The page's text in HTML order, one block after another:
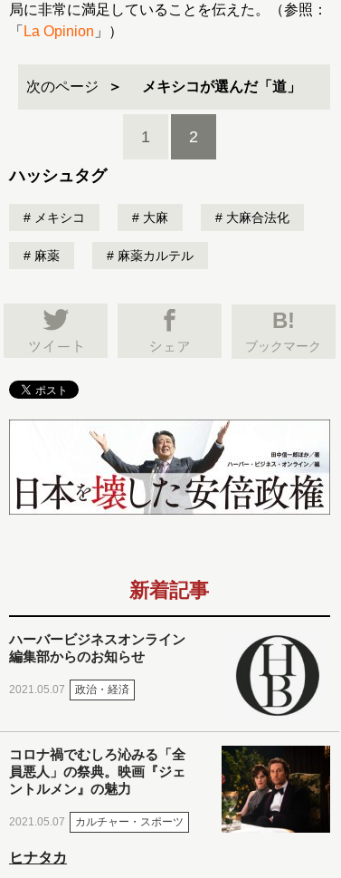
局に非常に満足していることを伝えた。（参照：
「 La Opinion 」）
次のページ メキシコが選んだ「道」
1 2
ハッシュタグ
メキシコ 大麻 大麻合法化
麻薬 麻薬カルテル
B!
ブックマーク
新着記事
ハーバービジネスオンライン
編集部からのお知らせ
2021.05.07 政治・経済
コロナ禍でむしろ沁みる「全
員悪人」の祭典。映画『ジェ
ントルメン』の魅力
2021.05.07 カルチャー・スポーツ
ヒナタカ